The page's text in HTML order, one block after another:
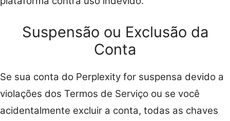
Suspensão ou Exclusão da
Conta
Se sua conta do Perplexity for suspensa devido a
violações dos Termos de Serviço ou se você
acidentalmente excluir a conta, todas as chaves